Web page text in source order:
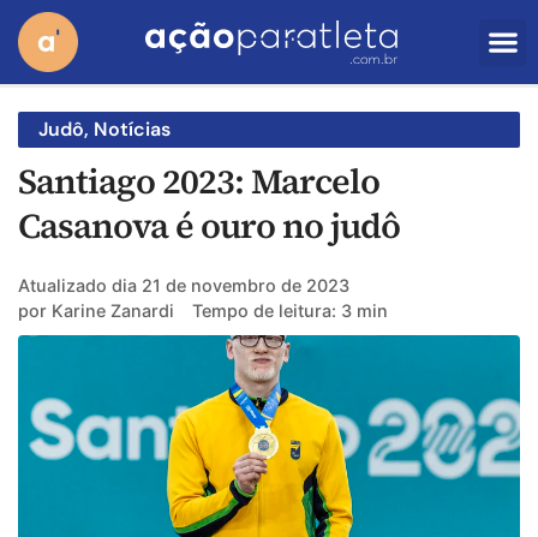
Judô, Notícias
Santiago 2023: Marcelo
Casanova é ouro no judô
Atualizado dia 21 de novembro de 2023
por Karine Zanardi Tempo de leitura: 3 min